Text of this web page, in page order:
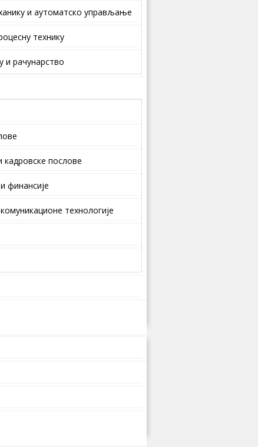
и аутоматско управљање
технику
и рачунарство
пoслoвe
финансије
технологије